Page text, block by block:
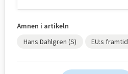
Ämnen i artikeln
Hans Dahlgren (S)
EU:s framtid